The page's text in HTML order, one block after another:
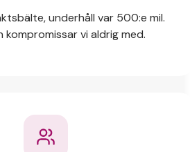
underhåll var 500:e mil.
kompromissar vi aldrig med.